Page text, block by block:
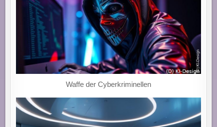
Waffe der Cyberkriminellen